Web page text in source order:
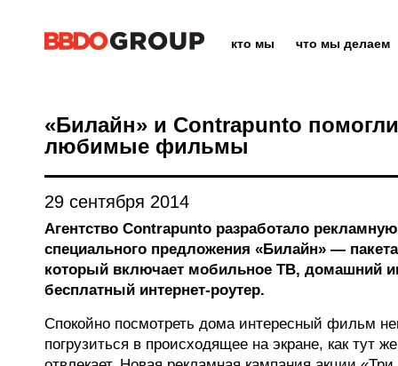
кто мы что мы делаем
«Билайн» и Contrapunto
любимые фильмы
29 сентября 2014
Агентство Contrapunto разработало
специального предложения «Билайн» —
который включает мобильное ТВ, домашний
бесплатный интернет-роутер.
Спокойно посмотреть дома интересный фильм
погрузиться в происходящее на экране, как тут